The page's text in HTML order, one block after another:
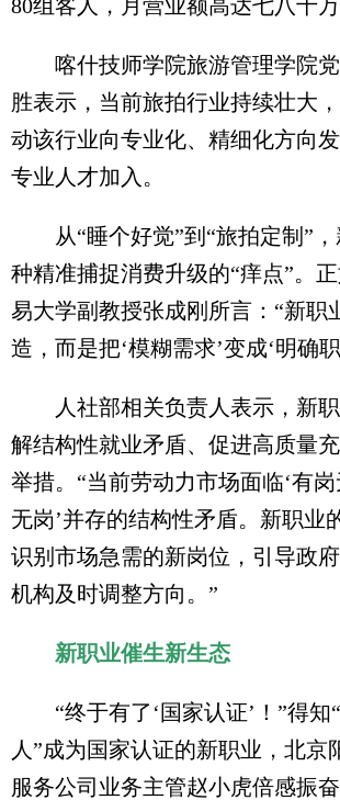
80组客人，月营业额高达七八十万
喀什技师学院旅游管理学院党
胜表示，当前旅拍行业持续壮大
动该行业向专业化、精细化方向
专业人才加入。
从“睡个好觉”到“旅拍定制”，
种精准捕捉消费升级的“痒点”。
易大学副教授张成刚所言：“新职
造，而是把‘模糊需求’变成‘明确
人社部相关负责人表示，新职
解结构性就业矛盾、促进高质量
举措。“当前劳动力市场面临‘有岗
无岗’并存的结构性矛盾。新职业
识别市场急需的新岗位，引导政
机构及时调整方向。”
新职业催生新生态
“终于有了‘国家认证’！”得知
人”成为国家认证的新职业，北京
服务公司业务主管赵小虎倍感振